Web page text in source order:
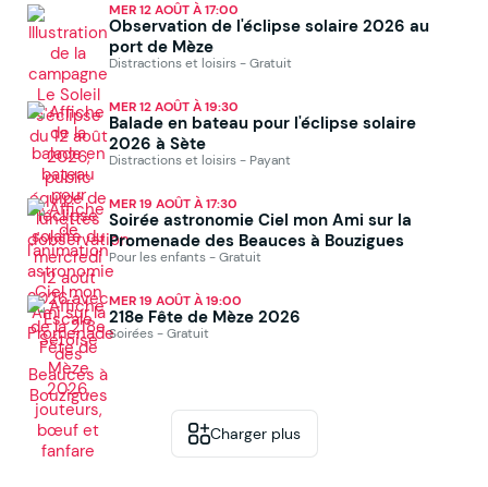
MER 12 AOÛT À 17:00
Observation de l'éclipse solaire 2026 au
port de Mèze
Distractions et loisirs - Gratuit
MER 12 AOÛT À 19:30
Balade en bateau pour l'éclipse solaire
2026 à Sète
Distractions et loisirs - Payant
MER 19 AOÛT À 17:30
Soirée astronomie Ciel mon Ami sur la
Promenade des Beauces à Bouzigues
Pour les enfants - Gratuit
MER 19 AOÛT À 19:00
218e Fête de Mèze 2026
Soirées - Gratuit
Charger plus